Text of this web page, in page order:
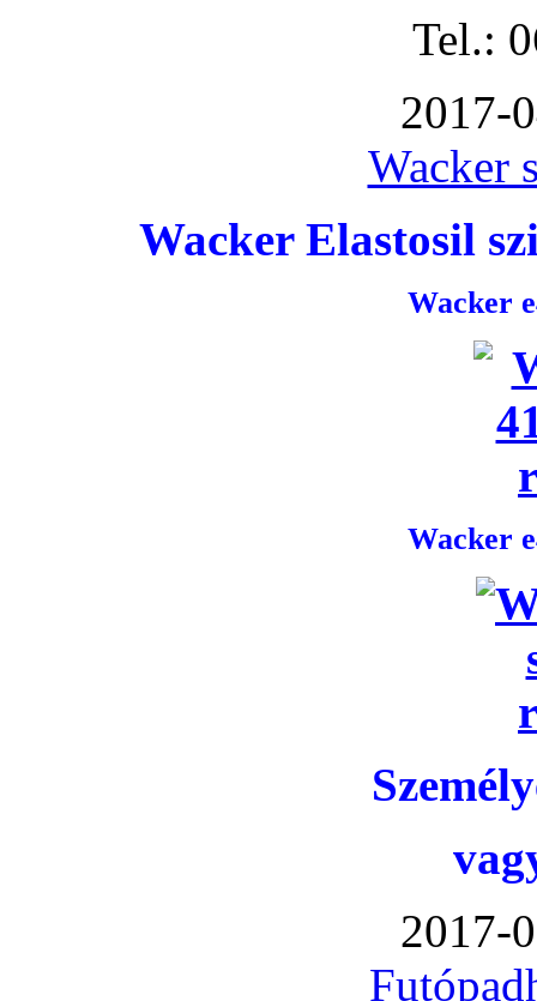
Tel.:
2017-
Wacker
Wacker Elastosil
Wacker
Wacker
2017-